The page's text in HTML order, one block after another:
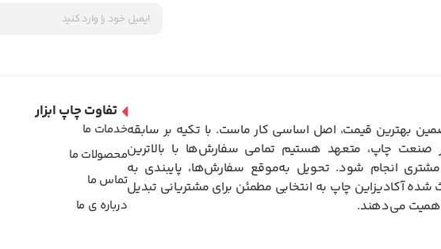
بهترین قیمت، اصل اساسی کار ماست. با تکیه بر سابقه
صنعت چاپ، متعهد هستیم تمامی سفارش‌ها با بالاترین
انجام شود. تحویل به‌موقع سفارش‌ها، پایبندی به
آکادیزاین چاپ به انتخابی مطمئن برای مشتریانی تبدیل
اهمیت می‌دهند.
تفاوت چاپ ابزار
خدمات ما
محصولات ما
تماس ما
درباره ی ما